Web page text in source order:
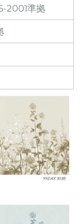
2001準拠